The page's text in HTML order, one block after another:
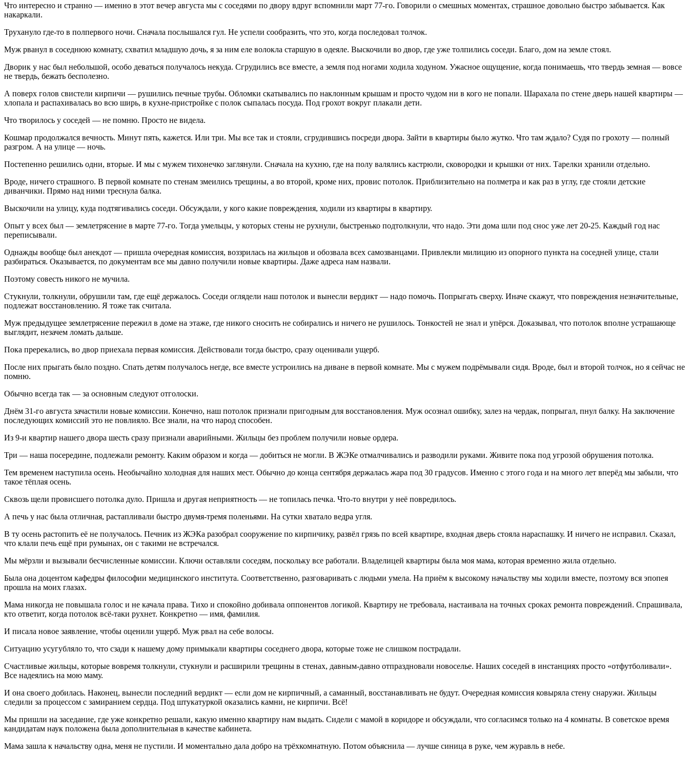
Что интересно и странно — именно в этот вечер августа мы с соседями по двору вдруг вспомнили март 77-го. Говорили о смешных моментах, страшное довольно быстро забывается. Как
накаркали.
Трухануло где-то в полпервого ночи. Сначала послышался гул. Не успели сообразить, что это, когда последовал толчок.
Муж рванул в соседнюю комнату, схватил младшую дочь, я за ним еле волокла старшую в одеяле. Выскочили во двор, где уже толпились соседи. Благо, дом на земле стоял.
Дворик у нас был небольшой, особо деваться получалось некуда. Сгрудились все вместе, а земля под ногами ходила ходуном. Ужасное ощущение, когда понимаешь, что твердь земная — вовсе
не твердь, бежать бесполезно.
А поверх голов свистели кирпичи — рушились печные трубы. Обломки скатывались по наклонным крышам и просто чудом ни в кого не попали. Шарахала по стене дверь нашей квартиры —
хлопала и распахивалась во всю ширь, в кухне-пристройке с полок сыпалась посуда. Под грохот вокруг плакали дети.
Что творилось у соседей — не помню. Просто не видела.
Кошмар продолжался вечность. Минут пять, кажется. Или три. Мы все так и стояли, сгрудившись посреди двора. Зайти в квартиры было жутко. Что там ждало? Судя по грохоту — полный
разгром. А на улице — ночь.
Постепенно решились одни, вторые. И мы с мужем тихонечко заглянули. Сначала на кухню, где на полу валялись кастрюли, сковородки и крышки от них. Тарелки хранили отдельно.
Вроде, ничего страшного. В первой комнате по стенам змеились трещины, а во второй, кроме них, провис потолок. Приблизительно на полметра и как раз в углу, где стояли детские
диванчики. Прямо над ними треснула балка.
Выскочили на улицу, куда подтягивались соседи. Обсуждали, у кого какие повреждения, ходили из квартиры в квартиру.
Опыт у всех был — землетрясение в марте 77-го. Тогда умельцы, у которых стены не рухнули, быстренько подтолкнули, что надо. Эти дома шли под снос уже лет 20-25. Каждый год нас
переписывали.
Однажды вообще был анекдот — пришла очередная комиссия, воззрилась на жильцов и обозвала всех самозванцами. Привлекли милицию из опорного пункта на соседней улице, стали
разбираться. Оказывается, по документам все мы давно получили новые квартиры. Даже адреса нам назвали.
Поэтому совесть никого не мучила.
Стукнули, толкнули, обрушили там, где ещё держалось. Соседи оглядели наш потолок и вынесли вердикт — надо помочь. Попрыгать сверху. Иначе скажут, что повреждения незначительные,
подлежат восстановлению. Я тоже так считала.
Муж предыдущее землетрясение пережил в доме на этаже, где никого сносить не собирались и ничего не рушилось. Тонкостей не знал и упёрся. Доказывал, что потолок вполне устрашающе
выглядит, незачем ломать дальше.
Пока пререкались, во двор приехала первая комиссия. Действовали тогда быстро, сразу оценивали ущерб.
После них прыгать было поздно. Спать детям получалось негде, все вместе устроились на диване в первой комнате. Мы с мужем подрёмывали сидя. Вроде, был и второй толчок, но я сейчас не
помню.
Обычно всегда так — за основным следуют отголоски.
Днём 31-го августа зачастили новые комиссии. Конечно, наш потолок признали пригодным для восстановления. Муж осознал ошибку, залез на чердак, попрыгал, пнул балку. На заключение
последующих комиссий это не повлияло. Все знали, на что народ способен.
Из 9-и квартир нашего двора шесть сразу признали аварийными. Жильцы без проблем получили новые ордера.
Три — наша посередине, подлежали ремонту. Каким образом и когда — добиться не могли. В ЖЭКе отмалчивались и разводили руками. Живите пока под угрозой обрушения потолка.
Тем временем наступила осень. Необычайно холодная для наших мест. Обычно до конца сентября держалась жара под 30 градусов. Именно с этого года и на много лет вперёд мы забыли, что
такое тёплая осень.
Сквозь щели провисшего потолка дуло. Пришла и другая неприятность — не топилась печка. Что-то внутри у неё повредилось.
А печь у нас была отличная, растапливали быстро двумя-тремя поленьями. На сутки хватало ведра угля.
В ту осень растопить её не получалось. Печник из ЖЭКа разобрал сооружение по кирпичику, развёл грязь по всей квартире, входная дверь стояла нараспашку. И ничего не исправил. Сказал,
что клали печь ещё при румынах, он с такими не встречался.
Мы мёрзли и вызывали бесчисленные комиссии. Ключи оставляли соседям, поскольку все работали. Владелицей квартиры была моя мама, которая временно жила отдельно.
Была она доцентом кафедры философии медицинского института. Соответственно, разговаривать с людьми умела. На приём к высокому начальству мы ходили вместе, поэтому вся эпопея
прошла на моих глазах.
Мама никогда не повышала голос и не качала права. Тихо и спокойно добивала оппонентов логикой. Квартиру не требовала, настаивала на точных сроках ремонта повреждений. Спрашивала,
кто ответит, когда потолок всё-таки рухнет. Конкретно — имя, фамилия.
И писала новое заявление, чтобы оценили ущерб. Муж рвал на себе волосы.
Ситуацию усугубляло то, что сзади к нашему дому примыкали квартиры соседнего двора, которые тоже не слишком пострадали.
Счастливые жильцы, которые вовремя толкнули, стукнули и расширили трещины в стенах, давным-давно отпраздновали новоселье. Наших соседей в инстанциях просто «отфутболивали».
Все надеялись на мою маму.
И она своего добилась. Наконец, вынесли последний вердикт — если дом не кирпичный, а саманный, восстанавливать не будут. Очередная комиссия ковыряла стену снаружи. Жильцы
следили за процессом с замиранием сердца. Под штукатуркой оказались камни, не кирпичи. Всё!
Мы пришли на заседание, где уже конкретно решали, какую именно квартиру нам выдать. Сидели с мамой в коридоре и обсуждали, что согласимся только на 4 комнаты. В советское время
кандидатам наук положена была дополнительная в качестве кабинета.
Мама зашла к начальству одна, меня не пустили. И моментально дала добро на трёхкомнатную. Потом объяснила — лучше синица в руке, чем журавль в небе.